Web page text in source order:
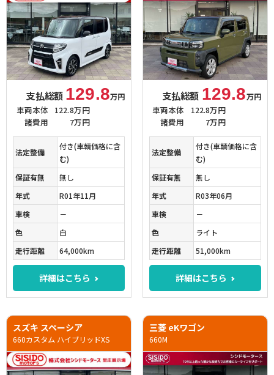
支払総額 129.8万円
車両本体
122.8万円
諸費用
7万円
法定整備
付き(車輌価格に含
む)
保証有無
無し
年式
R01年11月
車検
－
色
白
走行距離
64,000km
詳細はこちら
支払総額 129.8万円
車両本体
122.8万円
諸費用
7万円
法定整備
付き(車輌価格に含
む)
保証有無
無し
年式
R03年06月
車検
－
色
ライト
走行距離
51,000km
詳細はこちら
スズキ スペーシア
660カスタム ハイブリッドXS
三菱 eKワゴン
660M